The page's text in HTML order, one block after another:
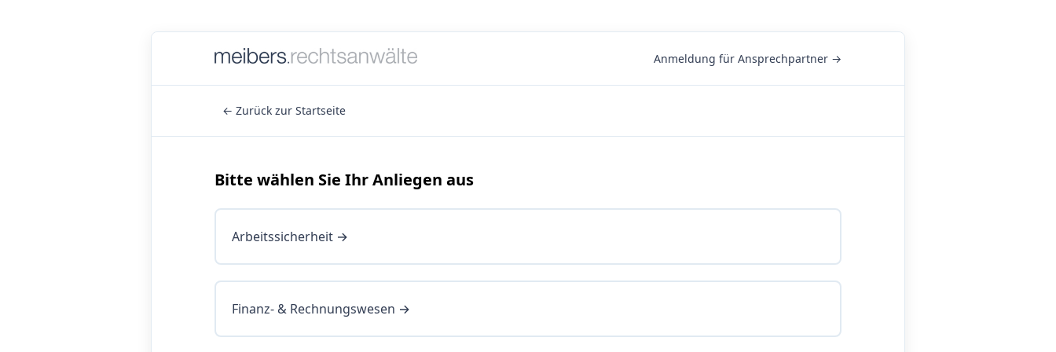
Anmeldung für Ansprechpartner →
← Zurück zur Startseite
Bitte wählen Sie Ihr Anliegen aus
Arbeitssicherheit →
Finanz- & Rechnungswesen →